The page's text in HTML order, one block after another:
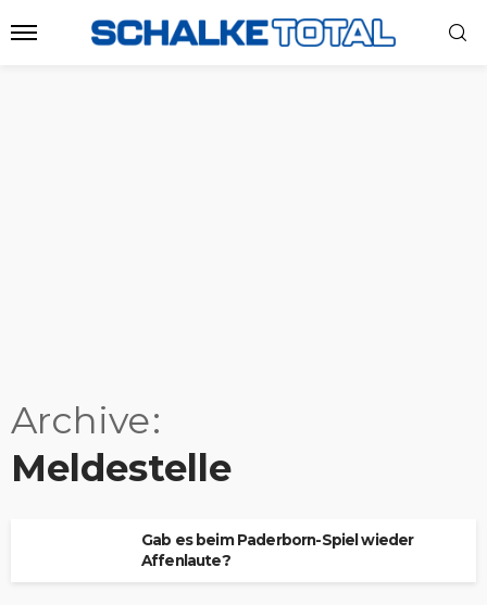
Archive
Meldestelle
Gab es beim Paderborn-Spiel wieder
Affenlaute?